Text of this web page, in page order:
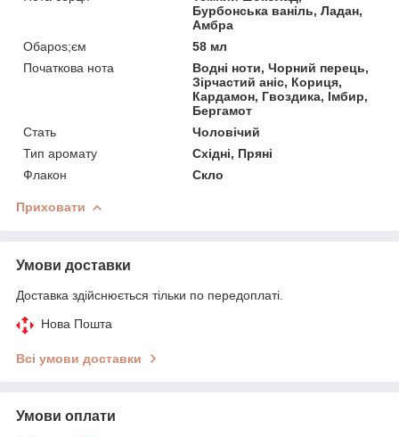
Бурбонська ваніль, Ладан,
Амбра
Обapos;єм
58 мл
Початкова нота
Водні ноти, Чорний перець,
Зірчастий аніс, Кориця,
Кардамон, Гвоздика, Імбир,
Бергамот
Стать
Чоловічий
Тип аромату
Східні, Пряні
Флакон
Скло
Приховати
Умови доставки
Доставка здійснюється тільки по передоплаті.
Нова Пошта
Всі умови доставки
Умови оплати